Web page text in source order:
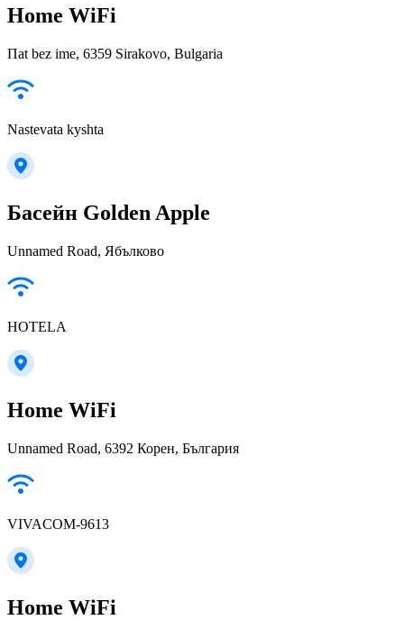
Home WiFi
Пat bez ime, 6359 Sirakovo, Bulgaria
Nastevata kyshta
Басейн Golden Apple
Unnamed Road, Ябълково
HOTELA
Home WiFi
Unnamed Road, 6392 Корен, България
VIVACOM-9613
Home WiFi